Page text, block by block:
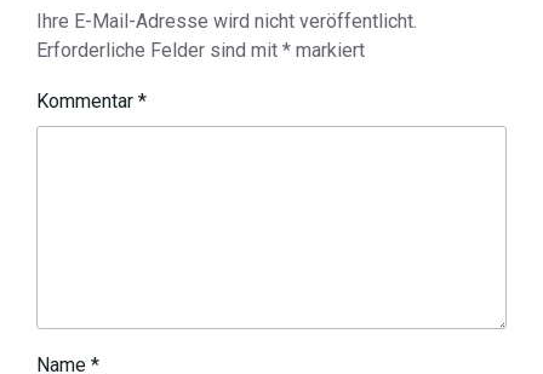
Ihre E-Mail-Adresse wird nicht veröffentlicht.
Erforderliche Felder sind mit * markiert
Kommentar *
Name *